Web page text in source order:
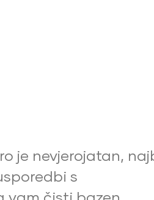
je nevjerojatan,
s